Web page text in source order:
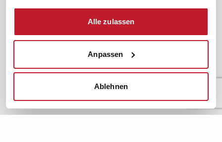
Alle zulassen
Anpassen
Ablehnen
News & Fachthemen
Rechtsprechung
BR-Magazin
Qualität!